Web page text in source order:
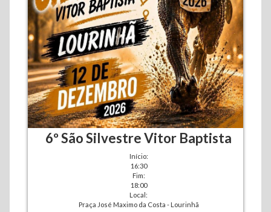
6º São Silvestre Vitor Baptista
Início:
16:30
Fim:
18:00
Local:
Praça José Maximo da Costa - Lourinhã